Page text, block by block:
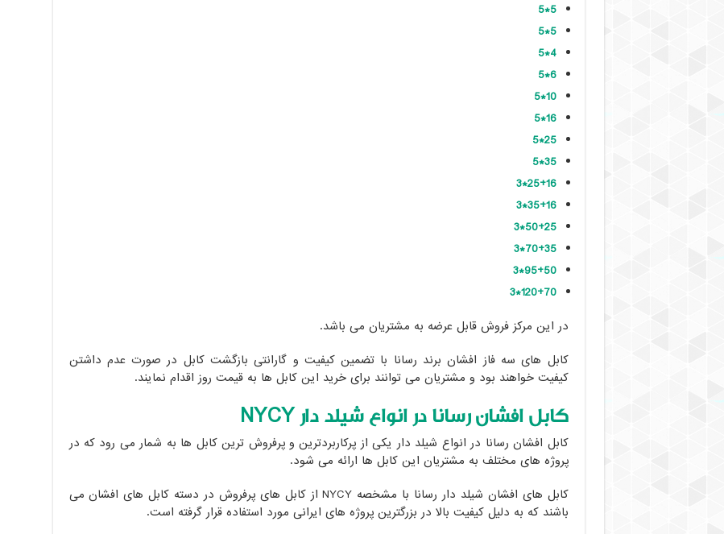
5*5
5*5
4*5
6*5
10*5
16*5
25*5
35*5
25+16*3
35+16*3
50+25*3
70+35*3
95+50*3
120+70*3
در این مرکز فروش قابل عرضه به مشتریان می باشد.
کابل های سه فاز افشان برند رسانا با تضمین کیفیت و گارانتی بازگشت کابل در صورت عدم داشتن
کیفیت خواهند بود و مشتریان می توانند برای خرید این کابل ها به قیمت روز اقدام نمایند.
کابل افشان رسانا در انواع شیلد دارNYCY
کابل افشان رسانا در انواع شیلد دار یکی از پرکاربردترین و پرفروش ترین کابل ها به شمار می رود که در
پروژه های مختلف به مشتریان این کابل ها ارائه می شود.
کابل های افشان شیلد دار رسانا با مشخصه NYCY از کابل های پرفروش در دسته کابل های افشان می
باشند که به دلیل کیفیت بالا در بزرگترین پروژه های ایرانی مورد استفاده قرار گرفته است.